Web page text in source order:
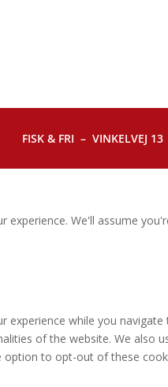
FISK & FRI – VINKELVEJ
experience. We'll assume
experience while you
of the website. We also
option to opt-out of these